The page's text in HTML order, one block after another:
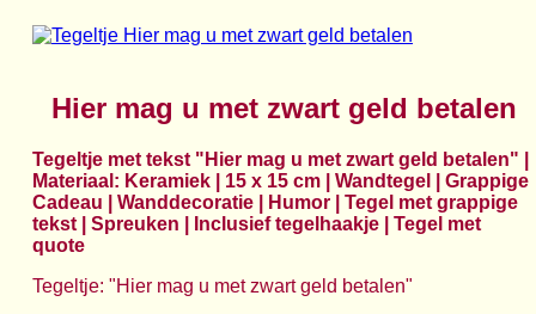
Hier mag u met zwart geld betalen
Tegeltje met tekst "Hier mag u met zwart geld betalen" |
Materiaal: Keramiek | 15 x 15 cm | Wandtegel | Grappige
Cadeau | Wanddecoratie | Humor | Tegel met grappige
tekst | Spreuken | Inclusief tegelhaakje | Tegel met
quote
Tegeltje: "Hier mag u met zwart geld betalen"